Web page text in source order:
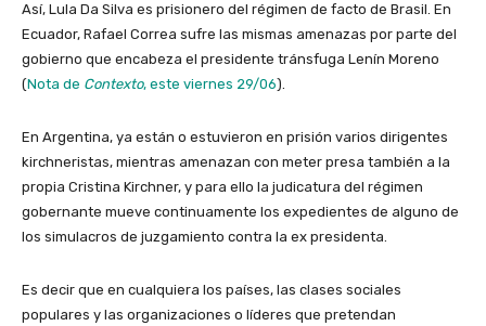
Así, Lula Da Silva es prisionero del régimen de facto de Brasil. En
Ecuador, Rafael Correa sufre las mismas amenazas por parte del
gobierno que encabeza el presidente tránsfuga Lenín Moreno
(Nota de Contexto, este viernes 29/06).
En Argentina, ya están o estuvieron en prisión varios dirigentes
kirchneristas, mientras amenazan con meter presa también a la
propia Cristina Kirchner, y para ello la judicatura del régimen
gobernante mueve continuamente los expedientes de alguno de
los simulacros de juzgamiento contra la ex presidenta.
Es decir que en cualquiera los países, las clases sociales
populares y las organizaciones o líderes que pretendan